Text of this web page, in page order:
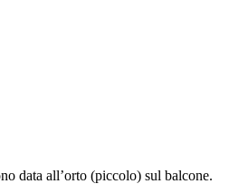
data all’orto (piccolo) sul balcone.